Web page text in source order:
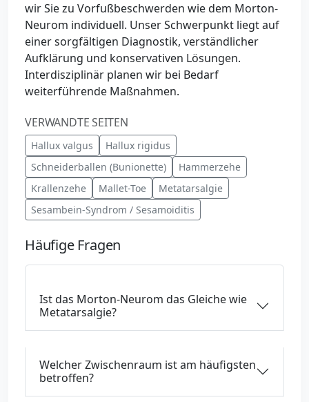
wir Sie zu Vorfußbeschwerden wie dem Morton-
Neurom individuell. Unser Schwerpunkt liegt auf
einer sorgfältigen Diagnostik, verständlicher
Aufklärung und konservativen Lösungen.
Interdisziplinär planen wir bei Bedarf
weiterführende Maßnahmen.
VERWANDTE SEITEN
Hallux valgus
Hallux rigidus
Schneiderballen (Bunionette)
Hammerzehe
Krallenzehe
Mallet-Toe
Metatarsalgie
Sesambein-Syndrom / Sesamoiditis
Häufige Fragen
Ist das Morton-Neurom das Gleiche wie
Metatarsalgie?
Welcher Zwischenraum ist am häufigsten
betroffen?